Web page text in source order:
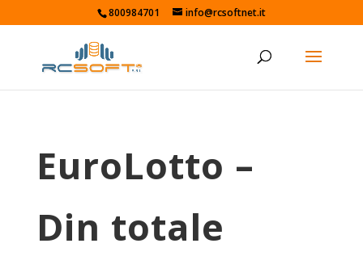
800984701 info@rcsoftnet.it
EuroLotto –
Din totale